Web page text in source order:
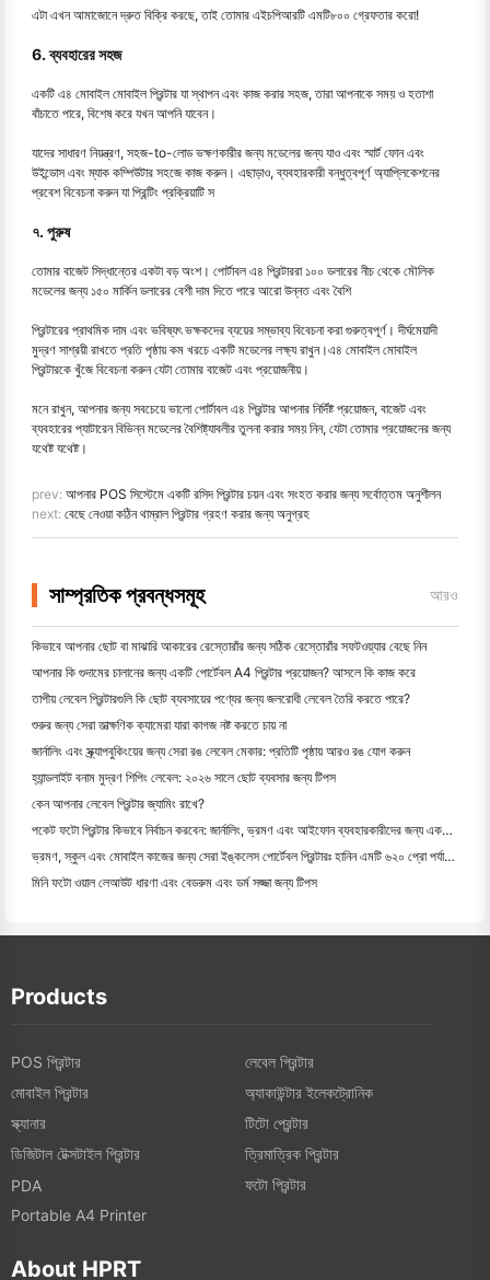
এটা এখন আমাজোনে দ্রুত বিক্রি করছে, তাই তোমার এইচপিআরটি এমটি৮০০ গ্রেফতার করো!
6. ব্যবহারের সহজ
একটি এ৪ মোবাইল মোবাইল প্রিন্টার যা স্থাপন এবং কাজ করার সহজ, তারা আপনাকে সময় ও হতাশা
বাঁচাতে পারে, বিশেষ করে যখন আপনি যাবেন।
যাদের সাধারণ নিয়ন্ত্রণ, সহজ-to-লোড ভক্ষণকারীর জন্য মডেলের জন্য যাও এবং স্মার্ট ফোন এবং
উইন্ডোস এবং ম্যাক কম্পিউটার সহজে কাজ করুন। এছাড়াও, ব্যবহারকারী বন্ধুত্বপূর্ণ অ্যাপ্লিকেশনের
প্রবেশ বিবেচনা করুন যা প্রিন্টিং প্রক্রিয়াটি স
৭. পুরুষ
তোমার বাজেট সিদ্ধান্তের একটা বড় অংশ। পোর্টাবল এ৪ প্রিন্টাররা ১০০ ডলারের নীচ থেকে মৌলিক
মডেলের জন্য ১৫০ মার্কিন ডলারের বেশী দাম দিতে পারে আরো উন্নত এবং বৈশি
প্রিন্টারের প্রাথমিক দাম এবং ভবিষ্যৎ ভক্ষকদের ব্যয়ের সম্ভাব্য বিবেচনা করা গুরুত্বপূর্ণ। দীর্ঘমেয়াদী
মুদ্রণ সাশ্রয়ী রাখতে প্রতি পৃষ্ঠায় কম খরচে একটি মডেলের লক্ষ্য রাখুন।এ৪ মোবাইল মোবাইল
প্রিন্টারকে খুঁজে বিবেচনা করুন যেটা তোমার বাজেট এবং প্রয়োজনীয়।
মনে রাখুন, আপনার জন্য সবচেয়ে ভালো পোর্টাবল এ৪ প্রিন্টার আপনার নির্দিষ্ট প্রয়োজন, বাজেট এবং
ব্যবহারের প্যাটারেন বিভিন্ন মডেলের বৈশিষ্ট্যাবলীর তুলনা করার সময় নিন, যেটা তোমার প্রয়োজনের জন্য
যথেষ্ট যথেষ্ট।
prev: আপনার POS সিস্টেমে একটি রসিদ প্রিন্টার চয়ন এবং সংহত করার জন্য সর্বোত্তম অনুশীলন
next: বেছে নেওয়া কঠিন থাম্রাল প্রিন্টার গ্রহণ করার জন্য অনুগ্রহ
সাম্প্রতিক প্রবন্ধসমূহ আরও
কিভাবে আপনার ছোট বা মাঝারি আকারের রেস্তোরাঁর জন্য সঠিক রেস্তোরাঁর সফটওয়্যার বেছে নিন
আপনার কি গুদামের চালানের জন্য একটি পোর্টেবল A4 প্রিন্টার প্রয়োজন? আসলে কি কাজ করে
তাপীয় লেবেল প্রিন্টারগুলি কি ছোট ব্যবসায়ের পণ্যের জন্য জলরোধী লেবেল তৈরি করতে পারে?
শুরুর জন্য সেরা তাত্ক্ষণিক ক্যামেরা যারা কাগজ নষ্ট করতে চায় না
জার্নালিং এবং স্ক্র্যাপবুকিংয়ের জন্য সেরা রঙ লেবেল মেকার: প্রতিটি পৃষ্ঠায় আরও রঙ যোগ করুন
হ্যান্ডলাইট বনাম মুদ্রণ শিপিং লেবেল: ২০২৬ সালে ছোট ব্যবসার জন্য টিপস
কেন আপনার লেবেল প্রিন্টার জ্যামিং রাখে?
পকেট ফটো প্রিন্টার কিভাবে নির্বাচন করবেন: জার্নালিং, ভ্রমণ এবং আইফোন ব্যবহারকারীদের জন্য একটি সম্পূর্ণ গাই
ভ্রমণ, স্কুল এবং মোবাইল কাজের জন্য সেরা ইঙ্কলেস পোর্টেবল প্রিন্টারঃ হানিন এমটি ৬২০ প্রো পর্যালোচনা
মিনি ফটো ওয়াল লেআউট ধারণা এবং বেডরুম এবং ডর্ম সজ্জা জন্য টিপস
Products
POS প্রিন্টার
লেবেল প্রিন্টার
মোবাইল প্রিন্টার
অ্যাকাউন্টার ইলেকট্রোনিক
স্ক্যানার
টিটো প্রেন্টার
ডিজিটাল টেক্সটাইল প্রিন্টার
ত্রিমাত্রিক প্রিন্টার
PDA
ফটো প্রিন্টার
Portable A4 Printer
About HPRT